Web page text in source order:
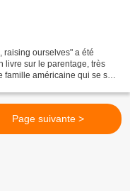
raising ourselves" a été
livre sur le parentage, très
famille américaine qui se sert
Page suivante >